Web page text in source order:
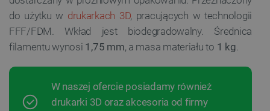
do użytku w drukarkach 3D, pracujących w technologii
FFF/FDM. Wkład jest biodegradowalny. Średnica
filamentu wynosi 1,75 mm, a masa materiału to 1 kg.
W naszej ofercie posiadamy również
drukarki 3D oraz akcesoria od firmy